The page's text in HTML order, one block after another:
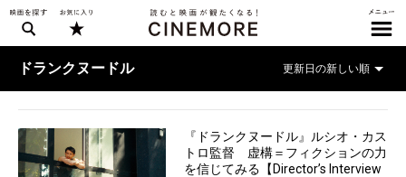
ドランクヌードル
『ドランクヌードル』ルシオ・カス
トロ監督 虚構＝フィクションの力
を信じてみる【Director’s Interview